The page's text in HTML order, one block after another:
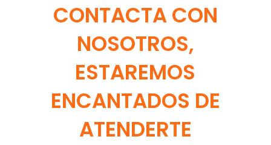
CONTACTA CON
NOSOTROS,
ESTAREMOS
ENCANTADOS DE
ATENDERTE